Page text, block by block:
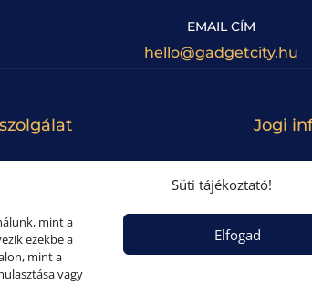
Süti tájékoztató!
mint a
ezekbe a
mint a
vagy
Elfogad
EMAIL CÍM
hello@gadgetcity.hu
információk
Jogi